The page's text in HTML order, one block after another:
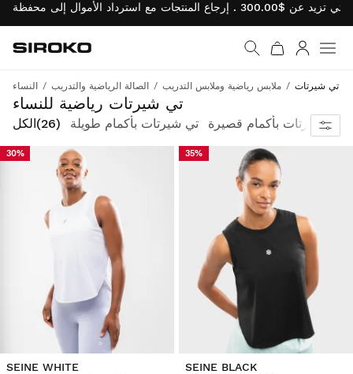
إلى الصفحة الرئيسية
Siroko.com
النساء الصالة الرياضية والتدريب ملابس رياضية وملابس التدريب تي شيرتات
تي شيرتات رياضية للنساء
ارتقِ بمستوى تمارينك الرياضية مع التيشيرتات الرياضية المصممة لتوفير الراحة والتهوية والأداء العالي.
الكل(26) تي شيرتات بأكمام طويلة تي شيرتات بأكمام قصيرة
30%
SEINE WHITE
35%
SEINE BLACK